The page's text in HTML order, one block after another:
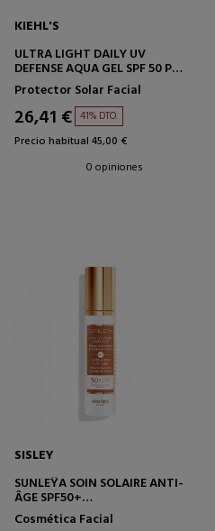
KIEHL'S
ULTRA LIGHT DAILY UV
DEFENSE AQUA GEL SPF 50 PA
++++
PROTECTOR SOLAR PIELES
GRASAS
Protector Solar Facial
26,41 € 41% DTO.
Precio habitual 45,00 €
0 opiniones
SISLEY
SUNLEŸA SOIN SOLAIRE ANTI-
ÂGE SPF50+
CREMA PROTECTORA
ANTIEDAD
Cosmética Facial